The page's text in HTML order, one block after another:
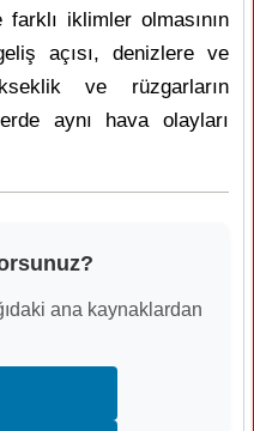
farklı iklimler olmasının
açısı, denizlere ve
ve rüzgarların
aynı hava olayları
ana kaynaklardan